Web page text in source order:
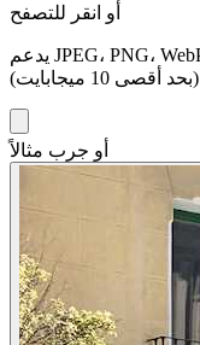
أو انقر للتصفح
يدعم JPEG، PNG، WebP، AVIF، HEIC، JP2، TIFF، BMP والمزيد
(بحد أقصى 10 ميجابايت)
أو جرب مثالاً